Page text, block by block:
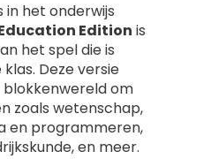
het onderwijs
Edition is
het spel die is
Deze versie
om
zoals wetenschap,
en programmeren,
en meer.